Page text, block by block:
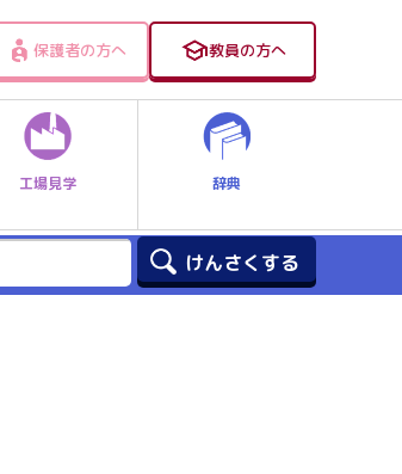
保護者の方へ 教員の方へ
工場見学 辞典